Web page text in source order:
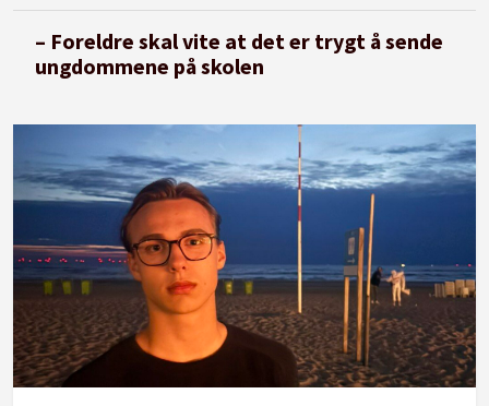
– Foreldre skal vite at det er trygt å sende
ungdommene på skolen